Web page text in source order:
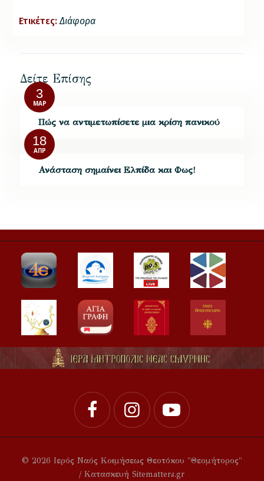
Ετικέτες: Διάφορα
Δείτε Επίσης
3
ΜΑΡ
Πώς να αντιμετωπίσετε μια κρίση πανικού
18
ΑΠΡ
Ανάσταση σημαίνει Ελπίδα και Φως!
© 2026 Ιερός Ναός Κοιμήσεως Θεοτόκου "Θεομήτορος"
/ Κατασκευή Sitematters.gr